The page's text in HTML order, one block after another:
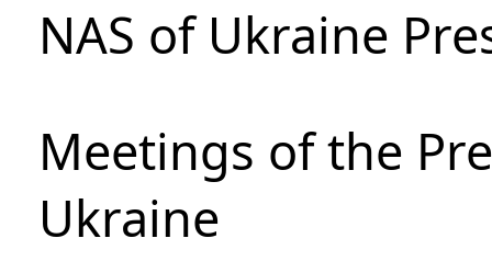
NAS of Ukraine
Meetings of the
Ukraine